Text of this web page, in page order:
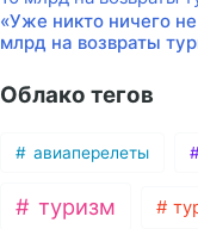
«Уже никто ничего
млрд на возвраты
Облако тегов
авиаперелеты
туризм